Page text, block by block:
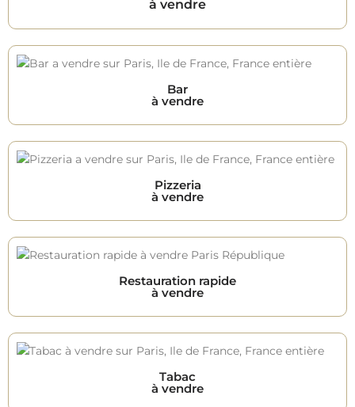
à vendre
Bar
à vendre
Pizzeria
à vendre
Restauration rapide
à vendre
Tabac
à vendre